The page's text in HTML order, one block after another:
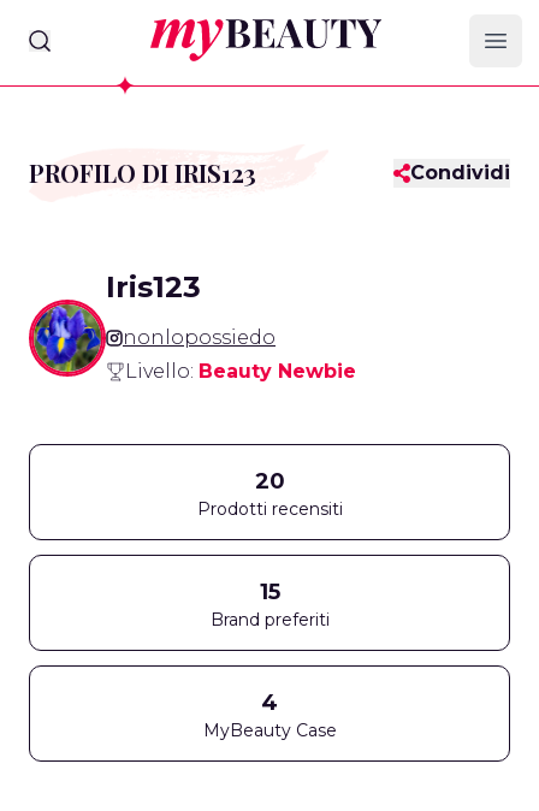
myBeauty
PROFILO DI IRIS123 Condividi
Iris123
nonlopossiedo
Livello: Beauty Newbie
20
Prodotti recensiti
15
Brand preferiti
4
MyBeauty Case